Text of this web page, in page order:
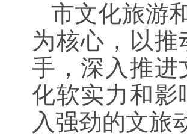
市文化旅游
为核心，以
手，深入推进
化软实力和影
入强劲的文旅